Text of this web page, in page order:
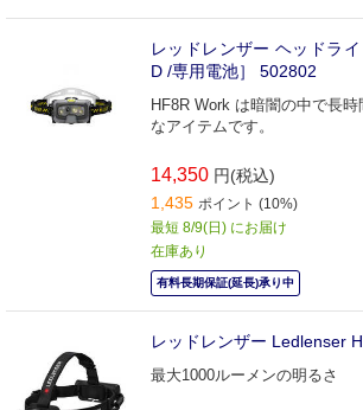
レッドレンザー ヘッドラ
D /専用電池］ 502802
HF8R Work は暗闇の中で長
なアイテムです。
14,350 円(税込)
1,435 ポイント (10%)
最短 8/9(日) にお届け
在庫あり
有料長期保証(延長)承り中
レッドレンザー Ledlenser
最大1000ルーメンの明るさ